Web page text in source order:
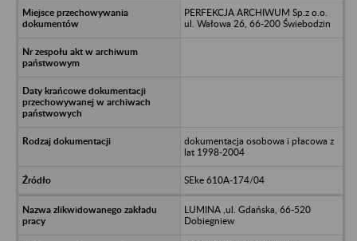
PERFEKCJA ARCHIWUM Sp.z o.o.
ul. Wałowa 26, 66-200 Świebodzin
dokumentacja osobowa i płacowa z
lat 1998-2004
SEke 610A-174/04
LUMINA ,ul. Gdańska, 66-520
Dobiegniew